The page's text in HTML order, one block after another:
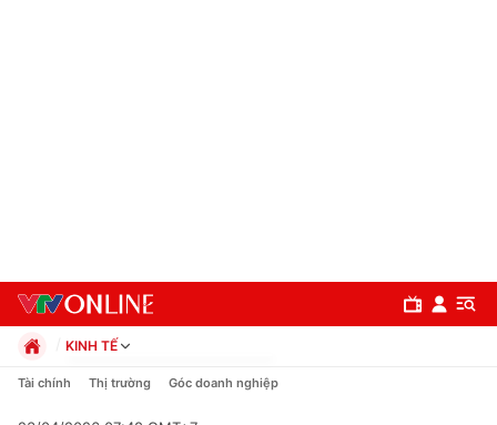
KINH TẾ
Chính trị
Tài chính Thị trường Góc doanh nghiệp